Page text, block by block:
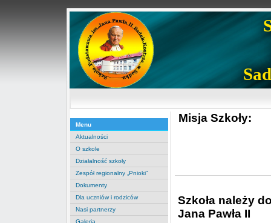
Menu
Aktualności
O szkole
Działalność szkoły
Zespół regionalny „Pnioki”
Dokumenty
Dla uczniów i rodziców
Nasi partnerzy
Galeria
Misja Szkoły:
Szkoła należy
Jana Pawła II